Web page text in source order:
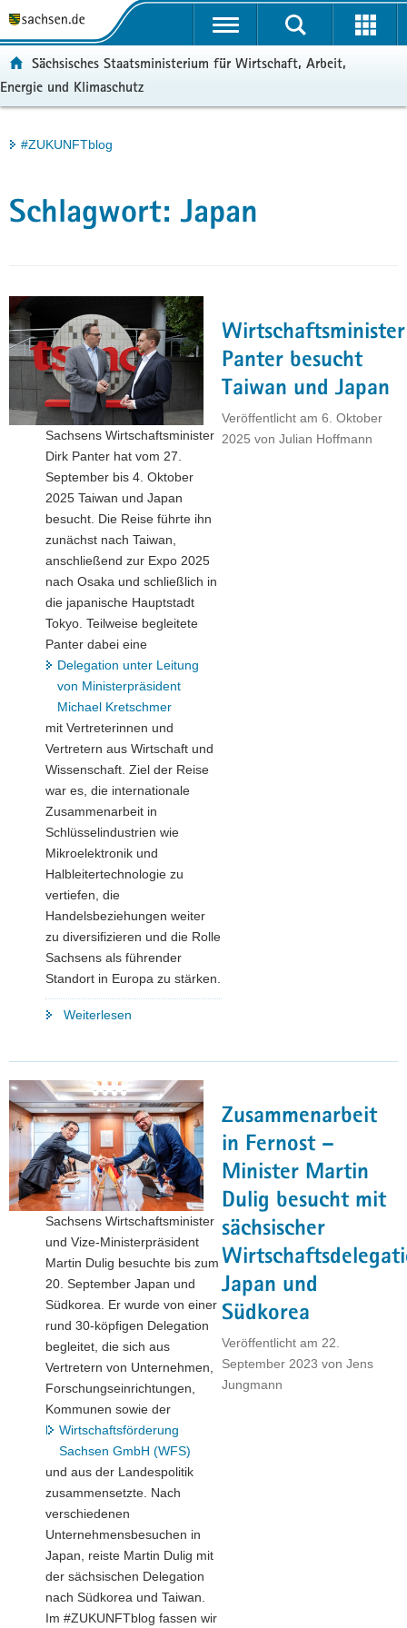
t
a
l
r
g
f
e
n
d
e
N
a
u
p
t
a
l
e
r
v
Portalübergreifende
Sächsisches Staatsministerium für Wirtschaft, Arbeit,
Energie und Klimaschutz
Hauptinhalt
#ZUKUNFTblog
Schlagwort: Japan
Wirtschaftsminister
Panter besucht
Taiwan und Japan
Veröffentlicht am 6. Oktober
2025 von Julian Hoffmann
Sachsens Wirtschaftsminister
Dirk Panter hat vom 27.
September bis 4. Oktober
2025 Taiwan und Japan
besucht. Die Reise führte ihn
zunächst nach Taiwan,
anschließend zur Expo 2025
nach Osaka und schließlich in
die japanische Hauptstadt
Tokyo. Teilweise begleitete
Panter dabei eine
Delegation unter Leitung
von Ministerpräsident
Michael Kretschmer
mit Vertreterinnen und
Vertretern aus Wirtschaft und
Wissenschaft. Ziel der Reise
war es, die internationale
Zusammenarbeit in
Schlüsselindustrien wie
Mikroelektronik und
Halbleitertechnologie zu
vertiefen, die
Handelsbeziehungen weiter
zu diversifizieren und die Rolle
Sachsens als führender
Standort in Europa zu stärken.
Weiterlesen
und
Japan"
Zusammenarbeit
in Fernost –
Minister Martin
Dulig besucht mit
sächsischer
Japan und
Südkorea
Veröffentlicht am 22.
September 2023 von Jens
Jungmann
Sachsens Wirtschaftsminister
und Vize-Ministerpräsident
Martin Dulig besuchte bis zum
20. September Japan und
Südkorea. Er wurde von einer
rund 30-köpfigen Delegation
begleitet, die sich aus
Vertretern von Unternehmen,
Forschungseinrichtungen,
Kommunen sowie der
Wirtschaftsförderung
Sachsen GmbH (WFS)
und aus der Landespolitik
zusammensetzte. Nach
verschiedenen
Unternehmensbesuchen in
Japan, reiste Martin Dulig mit
der sächsischen Delegation
nach Südkorea und Taiwan.
Im #ZUKUNFTblog fassen wir